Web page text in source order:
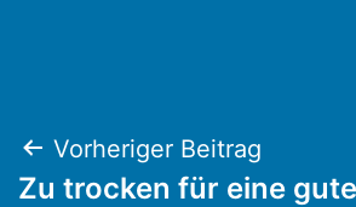
Vorheriger Beitrag
Zu trocken für eine